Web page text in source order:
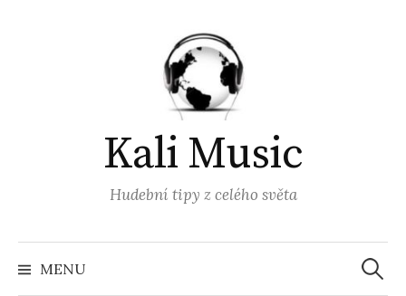
Kali Music
Hudební tipy z celého světa
MENU